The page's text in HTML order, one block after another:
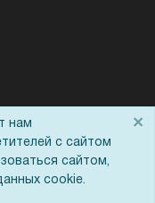
нам
с сайтом
сайтом,
cookie.
×